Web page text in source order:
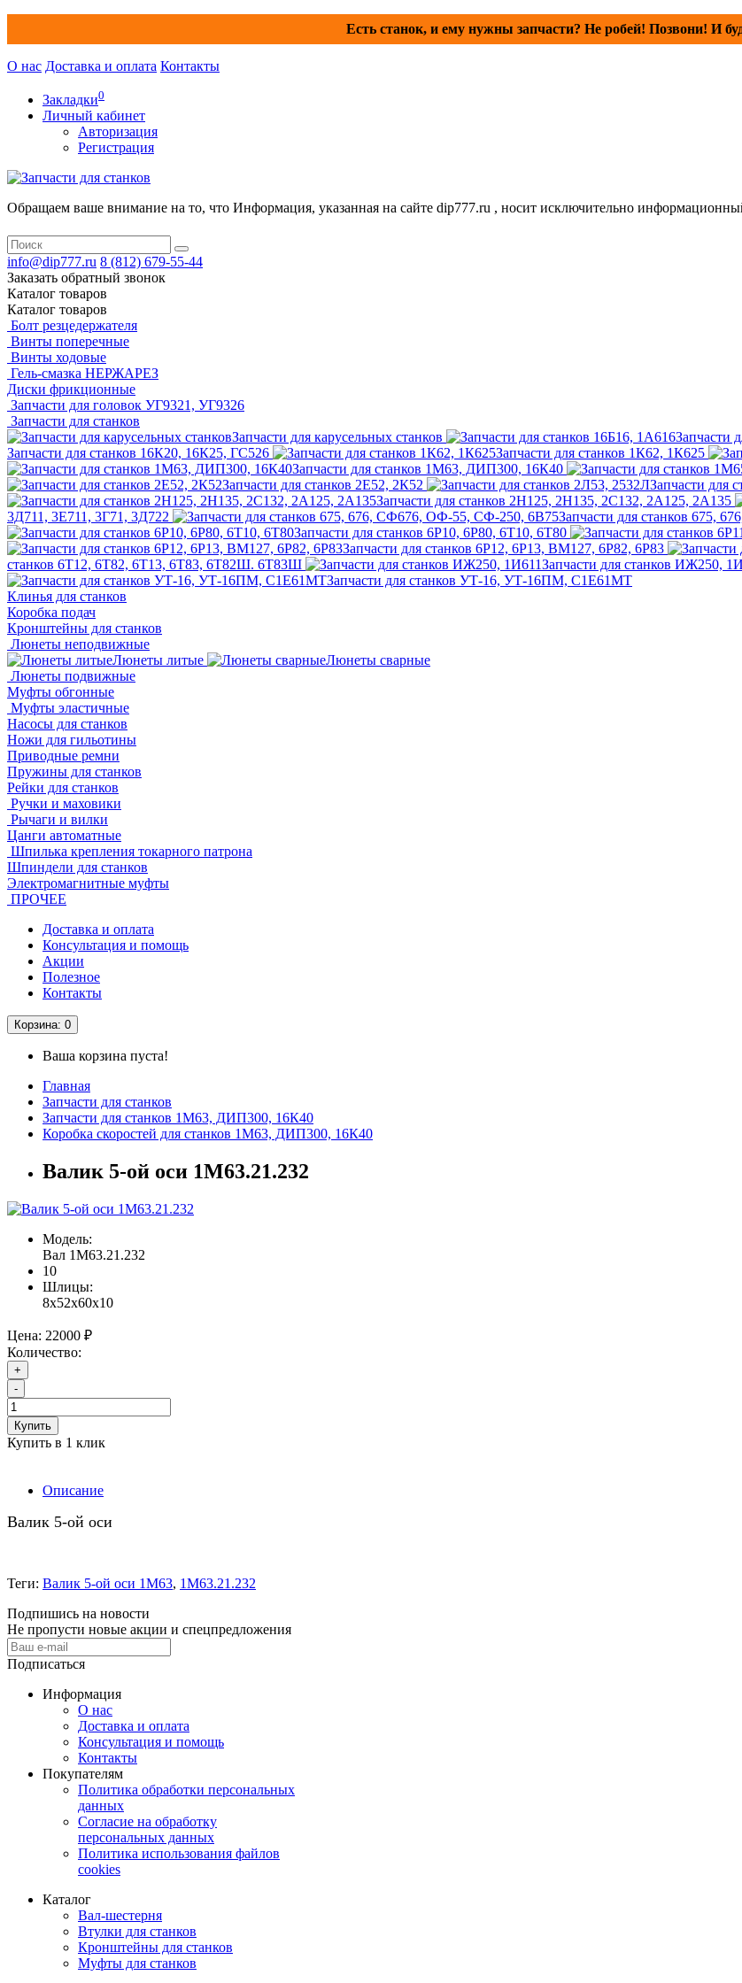
Есть станок, и ему нужны запчасти? Не робей! Позвони! И
О нас Доставка и оплата Контакты
Закладки0
Личный кабинет
Авторизация
Регистрация
Обращаем ваше внимание на то, что Информация, указанная на сайте dip777.ru , носит исключительно
info@dip777.ru 8 (812) 679-55-44
Заказать обратный звонок
Каталог товаров
Каталог товаров
Болт резцедержателя
Винты поперечные
Винты ходовые
Гель-смазка НЕРЖАРЕЗ
Диски фрикционные
Запчасти для головок УГ9321, УГ9326
Запчасти для станков
Запчасти для карусельных станков
Запчасти
Запчасти для станков 16К20, 16К25, ГС526
Запчасти для станков 1К62, 1К625
Запчасти для станков 1М63, ДИП300, 16К40
Запчасти для станков 2Е52, 2К52
Запчасти для
Запчасти для станков 2Н125, 2Н135, 2С132, 2А125, 2А135
3Д711, 3Е711, 3Г71, 3Д722
Запчасти для станков 675,
Запчасти для станков 6Р10, 6Р80, 6Т10, 6Т80
Запчасти для станков 6Р12, 6Р13, ВМ127, 6Р82, 6Р83
станков 6Т12, 6Т82, 6Т13, 6Т83, 6Т82Ш. 6Т83Ш
Запчасти для станков ИЖ250,
Запчасти для станков УТ-16, УТ-16ПМ, С1Е61МТ
Клинья для станков
Коробка подач
Кронштейны для станков
Люнеты неподвижные
Люнеты литые
Люнеты сварные
Люнеты подвижные
Муфты обгонные
Муфты эластичные
Насосы для станков
Ножи для гильотины
Приводные ремни
Пружины для станков
Рейки для станков
Ручки и маховики
Рычаги и вилки
Цанги автоматные
Шпилька крепления токарного патрона
Шпиндели для станков
Электромагнитные муфты
ПРОЧЕЕ
Доставка и оплата
Консультация и помощь
Акции
Полезное
Контакты
Корзина: 0
Ваша корзина пуста!
Главная
Запчасти для станков
Запчасти для станков 1М63, ДИП300, 16К40
Коробка скоростей для станков 1М63, ДИП300, 16К40
Валик 5-ой оси 1М63.21.232
Модель:
Вал 1М63.21.232
10
Шлицы:
8х52х60х10
Цена: 22000 ₽
Количество:
+
-
Купить
Купить в 1 клик
Описание
Валик 5-ой оси
Теги: Валик 5-ой оси 1М63, 1М63.21.232
Подпишись на новости
Не пропусти новые акции и спецпредложения
Подписаться
Информация
О нас
Доставка и оплата
Консультация и помощь
Контакты
Покупателям
Политика обработки персональных
данных
Согласие на обработку
персональных данных
Политика использования файлов
cookies
Каталог
Вал-шестерня
Втулки для станков
Кронштейны для станков
Муфты для станков